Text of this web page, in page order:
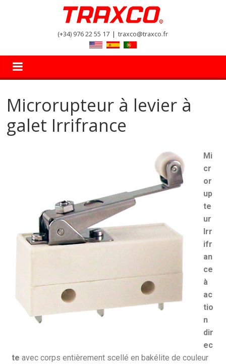
(+34) 976 22 55 17 | traxco@traxco.fr
Microrupteur à levier à
galet Irrifrance
Mi
cr
or
up
te
ur
Irr
ifr
an
ce
à
ac
tio
n
dir
ec
teavec corps entièrement scellé en bakélite de couleur